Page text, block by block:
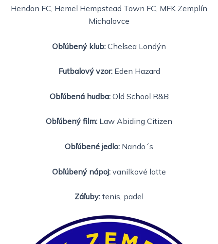
Hendon FC, Hemel Hempstead Town FC, MFK Zemplín
Michalovce
Obľúbený klub: Chelsea Londýn
Futbalový vzor:Eden Hazard
Obľúbená hudba:Old School R&B
Obľúbený film: Law Abiding Citizen
Obľúbené jedlo: Nando´s
Obľúbený nápoj: vanilkové latte
Záľuby: tenis, padel